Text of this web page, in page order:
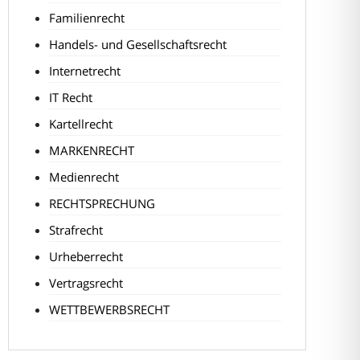
Familienrecht
Handels- und Gesellschaftsrecht
Internetrecht
IT Recht
Kartellrecht
MARKENRECHT
Medienrecht
RECHTSPRECHUNG
Strafrecht
Urheberrecht
Vertragsrecht
WETTBEWERBSRECHT